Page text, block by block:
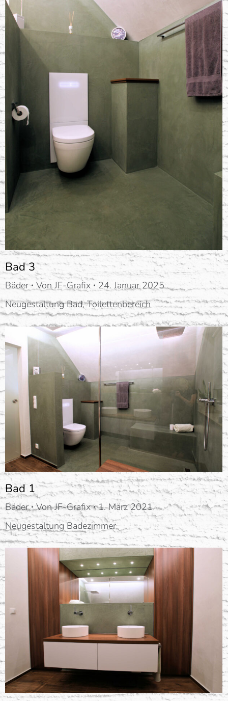
Bad 3
Bäder Von JF-Grafix
24. Januar 2025
Neugestaltung Bad, Toilettenbereich
Bad 1
Bäder VonJF-Grafix
1. März 2021
Neugestaltung Badezimmer